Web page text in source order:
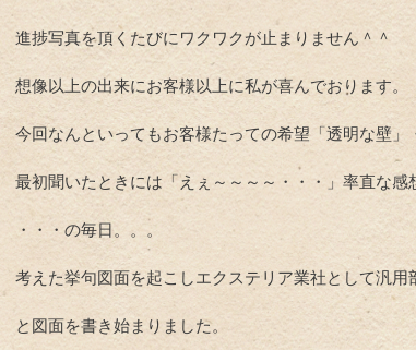
進捗写真を頂くたびにワクワクが止まりません＾＾
想像以上の出来にお客様以上に私が喜んでおります。
今回なんといってもお客様たっての希望「透明な壁」
最初聞いたときには「えぇ～～～～・・・」率直な感
・・・の毎日。。。
考えた挙句図面を起こしエクステリア業社として汎用
と図面を書き始まりました。